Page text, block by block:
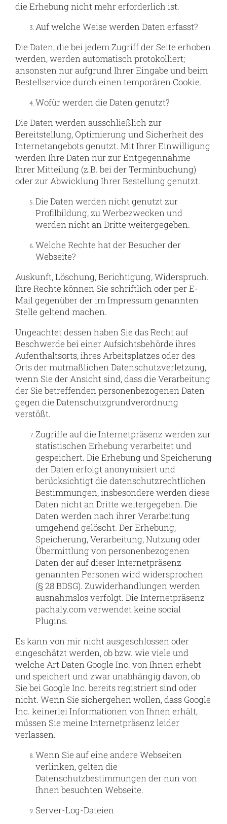
die Erhebung nicht mehr erforderlich ist.
Auf welche Weise werden Daten erfasst?
Die Daten, die bei jedem Zugriff der Seite erhoben
werden, werden automatisch protokolliert;
ansonsten nur aufgrund Ihrer Eingabe und beim
Bestellservice durch einen temporären Cookie.
Wofür werden die Daten genutzt?
Die Daten werden ausschließlich zur
Bereitstellung, Optimierung und Sicherheit des
Internetangebots genutzt. Mit Ihrer Einwilligung
werden Ihre Daten nur zur Entgegennahme
Ihrer Mitteilung (z.B. bei der Terminbuchung)
oder zur Abwicklung Ihrer Bestellung genutzt.
Die Daten werden nicht genutzt zur
Profilbildung, zu Werbezwecken und
werden nicht an Dritte weitergegeben.
Welche Rechte hat der Besucher der
Webseite?
Auskunft, Löschung, Berichtigung, Widerspruch.
Ihre Rechte können Sie schriftlich oder per E-
Mail gegenüber der im Impressum genannten
Stelle geltend machen.
Ungeachtet dessen haben Sie das Recht auf
Beschwerde bei einer Aufsichtsbehörde ihres
Aufenthaltsorts, ihres Arbeitsplatzes oder des
Orts der mutmaßlichen Datenschutzverletzung,
wenn Sie der Ansicht sind, dass die Verarbeitung
der Sie betreffenden personenbezogenen Daten
gegen die Datenschutzgrundverordnung
verstößt.
Zugriffe auf die Internetpräsenz werden zur
statistischen Erhebung verarbeitet und
gespeichert. Die Erhebung und Speicherung
der Daten erfolgt anonymisiert und
berücksichtigt die datenschutzrechtlichen
Bestimmungen, insbesondere werden diese
Daten nicht an Dritte weitergegeben. Die
Daten werden nach ihrer Verarbeitung
umgehend gelöscht. Der Erhebung,
Speicherung, Verarbeitung, Nutzung oder
Übermittlung von personenbezogenen
Daten der auf dieser Internetpräsenz
genannten Personen wird widersprochen
(§ 28 BDSG). Zuwiderhandlungen werden
ausnahmslos verfolgt. Die Internetpräsenz
pachaly.com verwendet keine social
Plugins.
Es kann von mir nicht ausgeschlossen oder
eingeschätzt werden, ob bzw. wie viele und
welche Art Daten Google Inc. von Ihnen erhebt
und speichert und zwar unabhängig davon, ob
Sie bei Google Inc. bereits registriert sind oder
nicht. Wenn Sie sichergehen wollen, dass Google
Inc. keinerlei Informationen von Ihnen erhält,
müssen Sie meine Internetpräsenz leider
verlassen.
Wenn Sie auf eine andere Webseiten
verlinken, gelten die
Datenschutzbestimmungen der nun von
Ihnen besuchten Webseite.
Server-Log-Dateien